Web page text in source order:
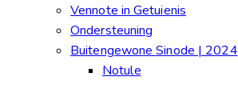
Vennote in Getuienis
Ondersteuning
Buitengewone Sinode | 2024
Notule